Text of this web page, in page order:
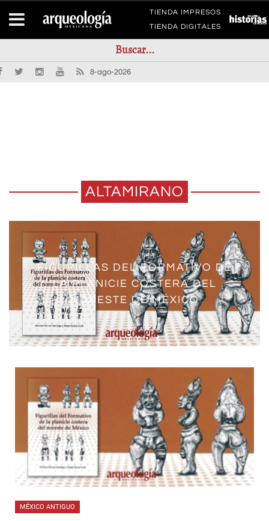
TIENDA IMPRESOS
TIENDA DIGITALES
8-ago-2026
ALTAMIRANO
FIGURILLAS DEL FORMATIVO DE
LA PLANICIE COSTERA DEL
NORESTE DE MÉXICO
MÉXICO ANTIGUO